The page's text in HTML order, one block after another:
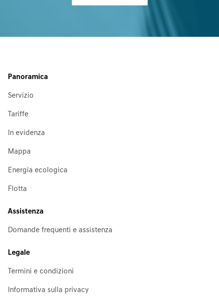
Panoramica
Servizio
Tariffe
In evidenza
Mappa
Energia ecologica
Flotta
Assistenza
Domande frequenti e assistenza
Legale
Termini e condizioni
Informativa sulla privacy